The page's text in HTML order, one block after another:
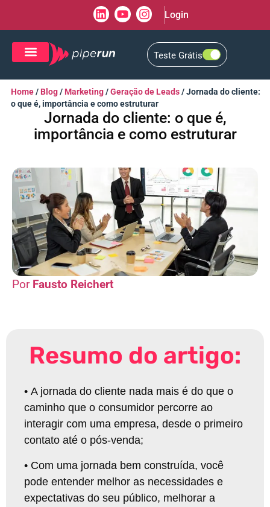
Login
Teste Grátis
Home/ Blog/ Marketing/Geração de Leads/Jornada do cliente:
o que é, importância e como estruturar
Jornada do cliente: o que é,
importância e como estruturar
Fausto Reichert
Resumo do artigo:
• A jornada do cliente nada mais é do que o
caminho que o consumidor percorre ao
interagir com uma empresa, desde o primeiro
contato até o pós-venda;
• Com uma jornada bem construída, você
pode entender melhor as necessidades e
expectativas do seu público, melhorar a